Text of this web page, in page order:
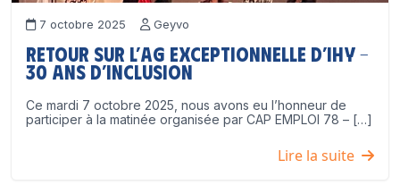
7 octobre 2025 Geyvo
Retour sur l’AG exceptionnelle d’IHY –
30 ans d’inclusion
Ce mardi 7 octobre 2025, nous avons eu l’honneur de
participer à la matinée organisée par CAP EMPLOI 78 – […]
Lire la suite